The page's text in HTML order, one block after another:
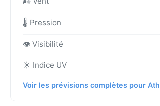
🌡️ Pression
👁️ Visibilité
☀️ Indice UV
Voir les prévisions complètes pour